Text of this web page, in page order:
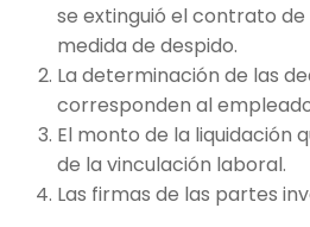
se extinguió el contrato
medida de despido.
La determinación de las
corresponden al
El monto de la
de la vinculación laboral.
Las firmas de las partes